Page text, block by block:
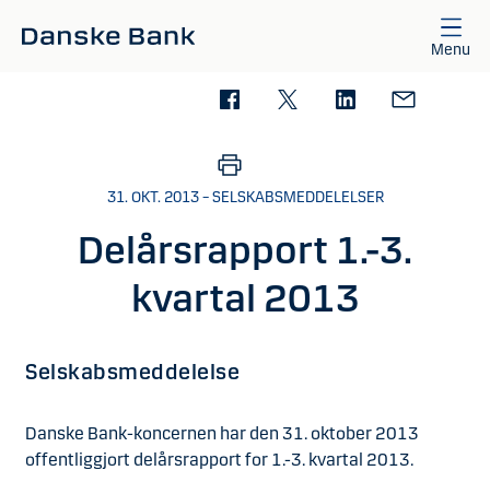
Menu
31. OKT. 2013 – SELSKABSMEDDELELSER
Delårsrapport 1.-3.
kvartal 2013
Selskabsmeddelelse
Danske Bank-koncernen har den 31. oktober 2013
offentliggjort delårsrapport for 1.-3. kvartal 2013.